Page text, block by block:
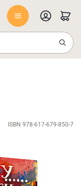
ISBN 978-617-679-850-7